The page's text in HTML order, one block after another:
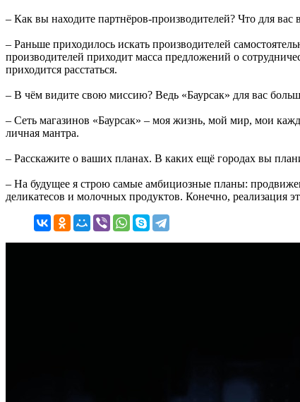
– Как вы находите партнёров-производителей? Что для
– Раньше приходилось искать производителей
производителей приходит масса предложений о
приходится расстаться.
– В чём видите свою миссию? Ведь «Баурсак» для вас
– Сеть магазинов «Баурсак» – моя жизнь, мой мир, мои
личная мантра.
– Расскажите о ваших планах. В каких ещё городах вы
– На будущее я строю самые амбициозные планы:
деликатесов и молочных продуктов. Конечно, реализация